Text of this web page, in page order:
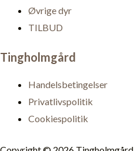
Øvrige dyr
TILBUD
Tingholmgård
Handelsbetingelser
Privatlivspolitik
Cookiespolitik